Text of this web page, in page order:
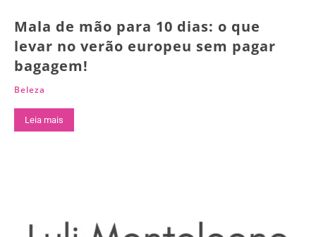
Mala de mão para 10 dias: o que
levar no verão europeu sem pagar
bagagem!
Beleza
Leia mais